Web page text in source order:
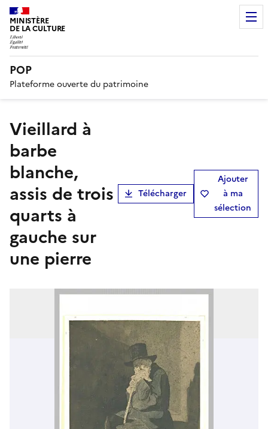
MINISTÈRE
DE LA CULTURE
POP
Plateforme ouverte du patrimoine
Vieillard à
barbe
blanche,
assis de trois
quarts à
gauche sur
une pierre
Télécharger
Ajouter
à ma
sélection